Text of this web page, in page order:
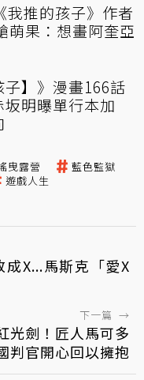
我推的孩子》作者
萌果：想畫阿奎亞
子】》漫畫166話
明曝單行本加
曳露營
藍色監獄
遊戲人生
X...馬斯克「愛X
下一篇 →
光劍！匠人馬可多
判官開心回以擁抱